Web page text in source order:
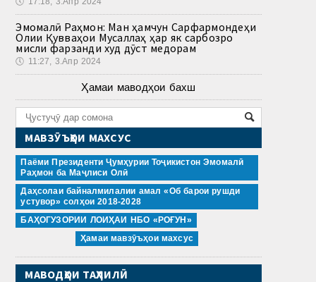
Эмомалӣ Раҳмон: Ман ҳамчун Сарфармондеҳи
Олии Қувваҳои Мусаллаҳ ҳар як сарбозро
мисли фарзанди худ дӯст медорам
🕔 11:27, 3.Апр 2024
Ҳамаи маводҳои бахш
МАВЗӮЪҲОИ МАХСУС
Паёми Президенти Ҷумҳурии Тоҷикистон Эмомалӣ
Раҳмон ба Маҷлиси Олӣ
Даҳсолаи байналмилалии амал «Об барои рушди
устувор» солҳои 2018-2028
БАҲОГУЗОРИИ ЛОИҲАИ НБО «РОҒУН»
Ҳамаи мавзӯъҳои махсус
МАВОДҲОИ ТАҲЛИЛӢ